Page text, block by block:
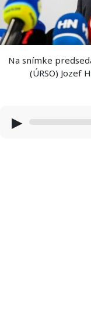
Na snímke
(ÚRSO) Jozef
▶